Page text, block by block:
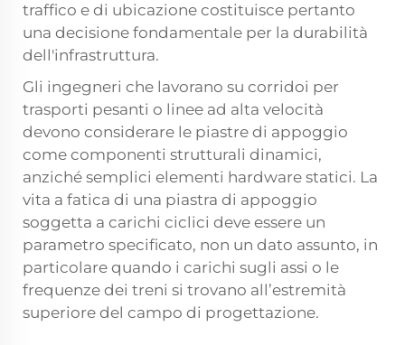
traffico e di ubicazione costituisce pertanto
una decisione fondamentale per la durabilità
dell'infrastruttura.
Gli ingegneri che lavorano su corridoi per
trasporti pesanti o linee ad alta velocità
devono considerare le piastre di appoggio
come componenti strutturali dinamici,
anziché semplici elementi hardware statici. La
vita a fatica di una piastra di appoggio
soggetta a carichi ciclici deve essere un
parametro specificato, non un dato assunto, in
particolare quando i carichi sugli assi o le
frequenze dei treni si trovano all’estremità
superiore del campo di progettazione.